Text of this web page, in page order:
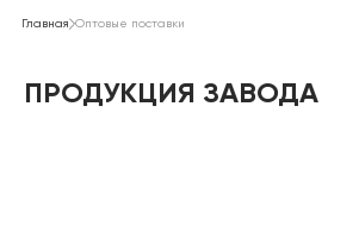
Главная Оптовые поставки
ПРОДУКЦИЯ ЗАВОДА